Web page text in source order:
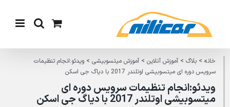
content
خانه> بلاگ> آموزش آنلاین> آموزش میتسوبیشی> ویدئو:انجام تنظیمات
سرویس دوره ای میتسوبیشی اوتلندر 2017 با دیاگ جی اسکن
ویدئو:انجام تنظیمات سرویس دوره ای
میتسوبیشی اوتلندر 2017 با دیاگ جی اسکن